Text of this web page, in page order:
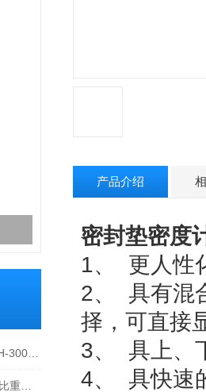
产品介绍
密封垫密度
1、 更人性
2、 具有混
择，可直接
3、 具上、
4、 具快速